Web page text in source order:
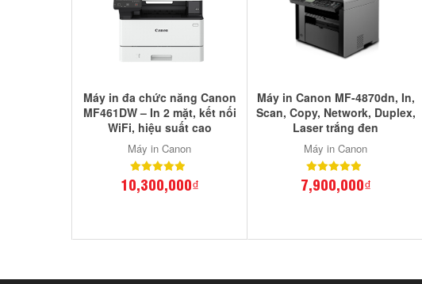
Máy in đa chức năng Canon
MF461DW – In 2 mặt, kết nối
WiFi, hiệu suất cao
Máy in Canon
10,300,000₫
Máy in Canon MF-4870dn, In,
Scan, Copy, Network, Duplex,
Laser trắng đen
Máy in Canon
7,900,000₫